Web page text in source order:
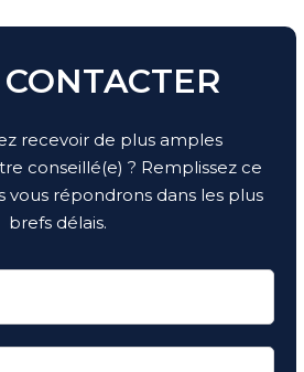
recevoir de plus amples
conseillé(e) ? Remplissez ce
vous répondrons dans les plus
brefs délais.